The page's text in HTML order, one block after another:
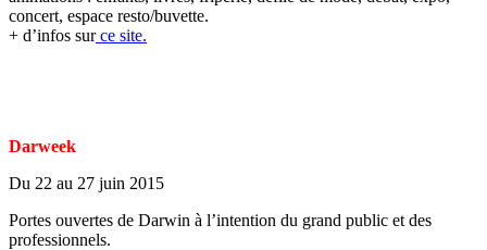
concert, espace resto/buvette.
+ d’infos surce site.
Darweek
Du 22 au 27 juin 2015
Portes ouvertes de Darwin à l’intention du grand public et des
professionnels.